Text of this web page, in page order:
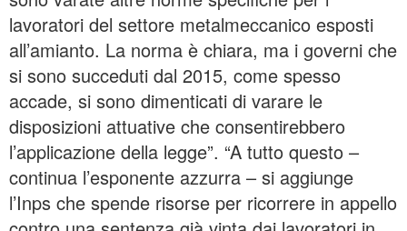
lavoratori del settore metalmeccanico esposti
all’amianto. La norma è chiara, ma i governi che
si sono succeduti dal 2015, come spesso
accade, si sono dimenticati di varare le
disposizioni attuative che consentirebbero
l’applicazione della legge”. “A tutto questo –
continua l’esponente azzurra – si aggiunge
l’Inps che spende risorse per ricorrere in appello